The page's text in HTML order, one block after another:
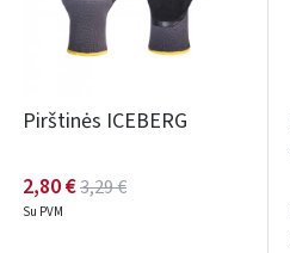
Pirštinės ICEBERG
2,80 €3,29 €
Su PVM